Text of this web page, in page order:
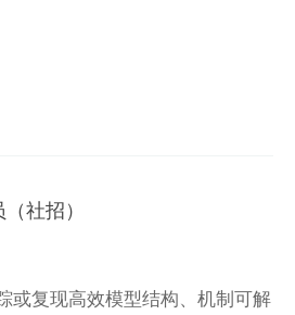
社招）
或复现高效模型结构、机制可解